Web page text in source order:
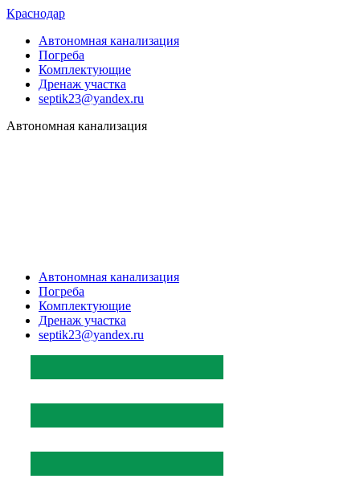
Краснодар
Автономная канализация
Погреба
Комплектующие
Дренаж участка
septik23@yandex.ru
Автономная канализация
Автономная канализация
Погреба
Комплектующие
Дренаж участка
septik23@yandex.ru